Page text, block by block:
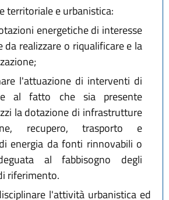
territoriale e urbanistica:
energetiche di interesse
da realizzare o riqualificare e la
l'attuazione di interventi di
al fatto che sia presente
la dotazione di infrastrutture
recupero, trasporto e
energia da fonti rinnovabili o
al fabbisogno degli
riferimento.
l'attività urbanistica ed